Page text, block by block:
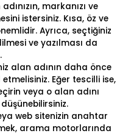
markanızı ve
istersiniz. Kısa, öz ve
Ayrıca, seçtiğiniz
ve yazılması da
alan adının daha önce
Eğer tescilli ise,
veya o alan adını
web sitenizin anahtar
arama motorlarında